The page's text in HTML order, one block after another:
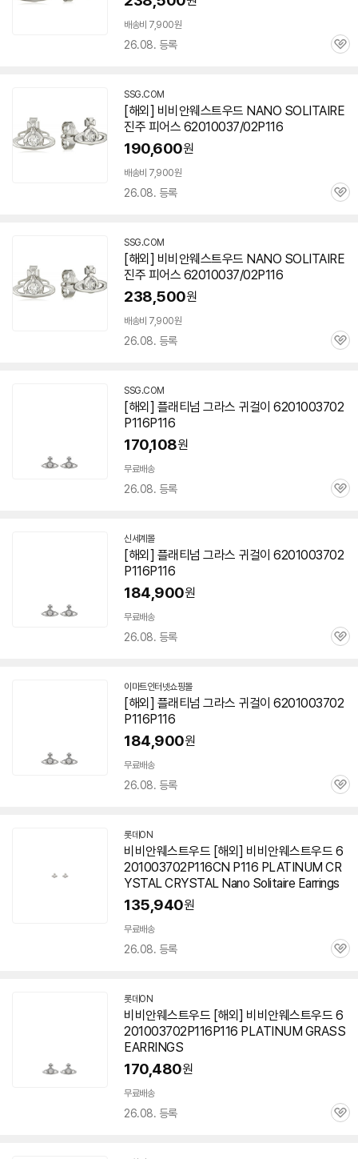
배송비 7,900원
26.08. 등록
관
SSG.COM
[해외] 비비안웨스트우드 NANO SOLITAIRE
진주 피어스 62010037/02P116
190,600원
배송비 7,900원
26.08. 등록
관
SSG.COM
[해외] 비비안웨스트우드 NANO SOLITAIRE
진주 피어스 62010037/02P116
238,500원
배송비 7,900원
26.08. 등록
관
SSG.COM
[해외] 플래티넘 그라스 귀걸이 6201003702
P116P116
170,108원
무료배송
26.08. 등록
관
신세계몰
[해외] 플래티넘 그라스 귀걸이 6201003702
P116P116
184,900원
무료배송
26.08. 등록
관
이마트인터넷쇼핑몰
[해외] 플래티넘 그라스 귀걸이 6201003702
P116P116
184,900원
무료배송
26.08. 등록
관
롯데ON
비비안웨스트우드 [해외] 비비안웨스트우드 6
201003702P116CN P116 PLATINUM CR
YSTAL CRYSTAL Nano Solitaire Earrings
135,940원
무료배송
26.08. 등록
관
롯데ON
비비안웨스트우드 [해외] 비비안웨스트우드 6
201003702P116P116 PLATINUM GRASS
EARRINGS
170,480원
무료배송
26.08. 등록
관